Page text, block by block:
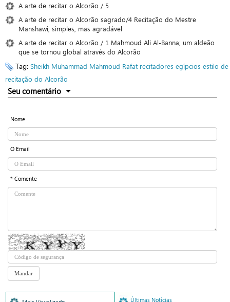
A arte de recitar o Alcorão / 5
A arte de recitar o Alcorão sagrado/4 Recitação do Mestre
Manshawi; simples, mas agradável
A arte de recitar o Alcorão / 1 Mahmoud Ali Al-Banna; um aldeão
que se tornou global através do Alcorão
Tag: Sheikh Muhammad Mahmoud Rafat recitadores egípcios estilo de
recitação do Alcorão
Seu comentário
Nome
O Email
* Comente
Últimas Notícias